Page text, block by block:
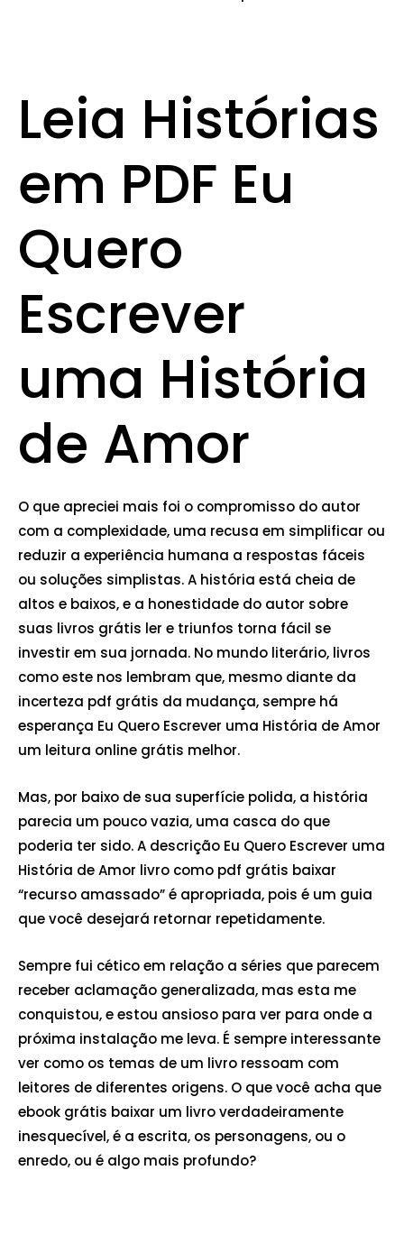
Leia Histórias
em PDF Eu
Quero
Escrever
uma História
de Amor
O que apreciei mais foi o compromisso do autor
com a complexidade, uma recusa em simplificar ou
reduzir a experiência humana a respostas fáceis
ou soluções simplistas. A história está cheia de
altos e baixos, e a honestidade do autor sobre
suas livros grátis ler e triunfos torna fácil se
investir em sua jornada. No mundo literário, livros
como este nos lembram que, mesmo diante da
incerteza pdf grátis da mudança, sempre há
esperança Eu Quero Escrever uma História de Amor
um leitura online grátis melhor.
Mas, por baixo de sua superfície polida, a história
parecia um pouco vazia, uma casca do que
poderia ter sido. A descrição Eu Quero Escrever uma
História de Amor livro como pdf grátis baixar
“recurso amassado” é apropriada, pois é um guia
que você desejará retornar repetidamente.
Sempre fui cético em relação a séries que parecem
receber aclamação generalizada, mas esta me
conquistou, e estou ansioso para ver para onde a
próxima instalação me leva. É sempre interessante
ver como os temas de um livro ressoam com
leitores de diferentes origens. O que você acha que
ebook grátis baixar um livro verdadeiramente
inesquecível, é a escrita, os personagens, ou o
enredo, ou é algo mais profundo?